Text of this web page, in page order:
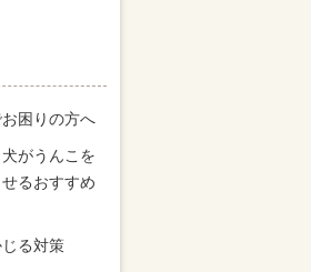
困りの方へ
がうんこを
るおすすめ
る対策